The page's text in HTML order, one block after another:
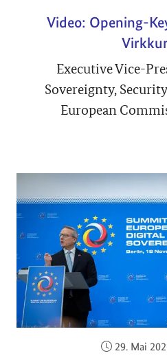
Video: Opening-
Executive Vice-
Sovereignty,
European
29. Mai